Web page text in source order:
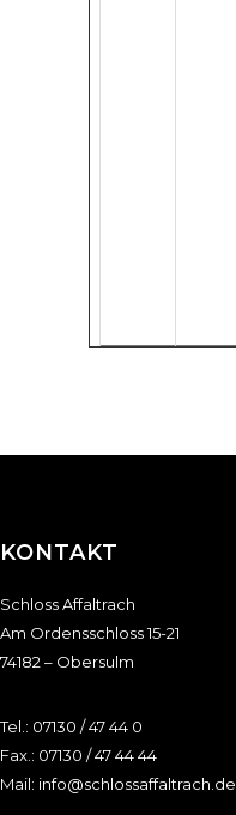
KONTAKT
Schloss Affaltrach
Am Ordensschloss 15-21
74182 – Obersulm
Tel.: 07130 / 47 44 0
Fax.: 07130 / 47 44 44
Mail: info@schlossaffaltrach.de